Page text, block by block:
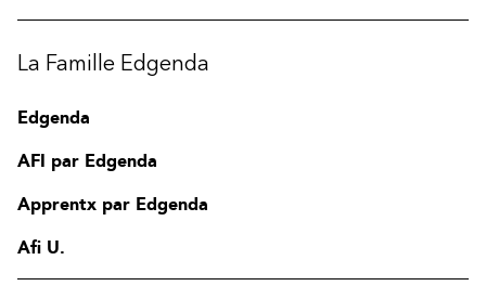
La Famille Edgenda
Edgenda
AFI par Edgenda
Apprentx par Edgenda
Afi U.